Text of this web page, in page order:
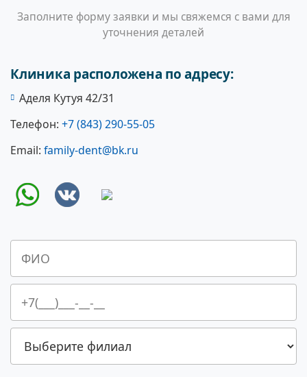
Заполните форму заявки и мы свяжемся с вами для
уточнения деталей
Клиника расположена по адресу:
Аделя Кутуя 42/31
Телефон: +7 (843) 290-55-05
Email: family-dent@bk.ru